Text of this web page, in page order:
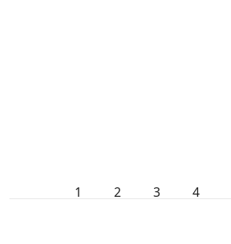
1 2 3 4